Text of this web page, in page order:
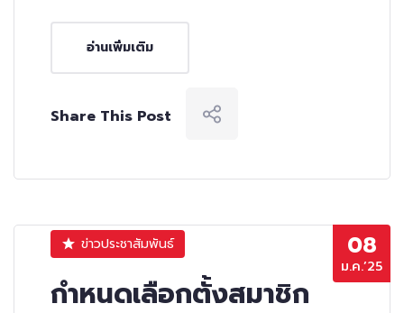
อ่านเพิ่มเติม
Share This Post
08
ม.ค.’25
ข่าวประชาสัมพันธ์
กำหนดเลือกตั้งสมาชิก